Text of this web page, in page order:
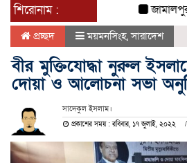
শিরোনাম : জামালপুর
প্রচ্ছদ ময়মনসিংহ,সারাদেশ
বীর মুক্তিযোদ্ধা নুরুল
দোয়া ও আলোচনা সভা
সাদেকুল ইসলাম।
প্রকাশের সময় : রবিবার, ১৭ জুলাই, ২০২২